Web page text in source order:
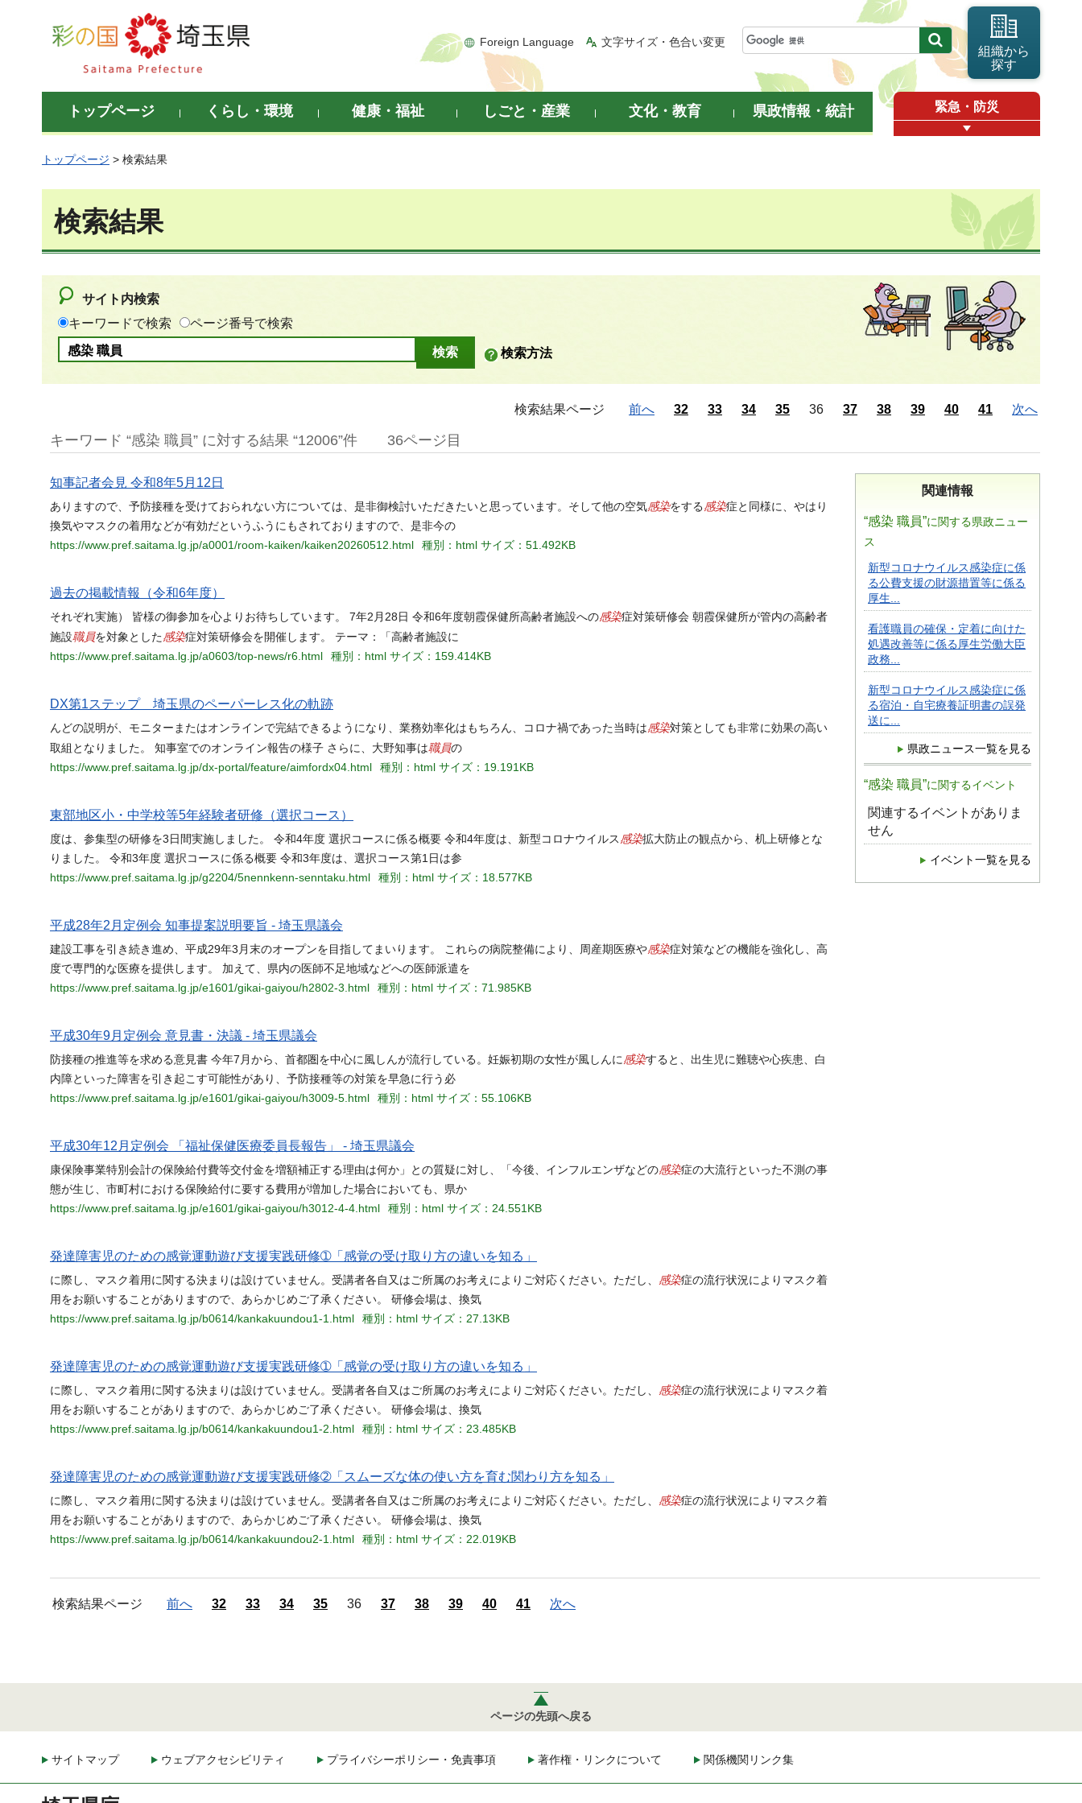
彩の国 埼玉県
Foreign Language 文字サイズ・色合い変更
組織から
探す
トップページ くらし・環境 健康・福祉 しごと・産業 文化・教育 県政情報・統計 緊急・防災
トップページ > 検索結果
検索結果
サイト内検索
キーワードで検索
ページ番号で検索
検索方法
検索結果ページ 前へ 32 33 34 35 36 37 38 39 40 41 次へ
キーワード “感染 職員” に対する結果 “12006”件 36ページ目
関連情報
“感染 職員”に関する県政ニュー
ス
新型コロナウイルス感染症に係
る公費支援の財源措置等に係る
厚生...
看護職員の確保・定着に向けた
処遇改善等に係る厚生労働大臣
政務...
新型コロナウイルス感染症に係
る宿泊・自宅療養証明書の誤発
送に...
県政ニュース一覧を見る
“感染 職員”に関するイベント
関連するイベントがありま
せん
イベント一覧を見る
知事記者会見 令和8年5月12日
ありますので、予防接種を受けておられない方については、是非御検討いただきたいと思っています。そして他の空気感染をする 感染症と同様に、やはり
換気やマスクの着用などが有効だというふうにもされておりますので、是非今の
https://www.pref.saitama.lg.jp/a0001/room-kaiken/kaiken20260512.html
種別：html サイズ：51.492KB
過去の掲載情報（令和6年度）
それぞれ実施） 皆様の御参加を心よりお待ちしています。 7年2月28日 令和6年度朝霞保健所高齢者施設への感染症対策研修会 朝霞保健所が管内の高齢者
施設職員を対象とした感染症対策研修会を開催します。 テーマ：「高齢者施設に
https://www.pref.saitama.lg.jp/a0603/top-news/r6.html
種別：html サイズ：159.414KB
DX第1ステップ 埼玉県のペーパーレス化の軌跡
んどの説明が、モニターまたはオンラインで完結できるようになり、業務効率化はもちろん、コロナ禍であった当時は感染対策としても非常に効果の高い
取組となりました。 知事室でのオンライン報告の様子 さらに、大野知事は職員の
https://www.pref.saitama.lg.jp/dx-portal/feature/aimfordx04.html
種別：html サイズ：19.191KB
東部地区小・中学校等5年経験者研修（選択コース）
度は、参集型の研修を3日間実施しました。 令和4年度 選択コースに係る概要 令和4年度は、新型コロナウイルス 感染拡大防止の観点から、机上研修とな
りました。 令和3年度 選択コースに係る概要 令和3年度は、選択コース第1日は参
https://www.pref.saitama.lg.jp/g2204/5nennkenn-senntaku.html
種別：html サイズ：18.577KB
平成28年2月定例会 知事提案説明要旨 - 埼玉県議会
建設工事を引き続き進め、平成29年3月末のオープンを目指してまいります。 これらの病院整備により、周産期医療や感染症対策などの機能を強化し、高
度で専門的な医療を提供します。 加えて、県内の医師不足地域などへの医師派遣を
https://www.pref.saitama.lg.jp/e1601/gikai-gaiyou/h2802-3.html
種別：html サイズ：71.985KB
平成30年9月定例会 意見書・決議 - 埼玉県議会
防接種の推進等を求める意見書 今年7月から、首都圏を中心に風しんが流行している。妊娠初期の女性が風しんに感染すると、出生児に難聴や心疾患、白
内障といった障害を引き起こす可能性があり、予防接種等の対策を早急に行う必
https://www.pref.saitama.lg.jp/e1601/gikai-gaiyou/h3009-5.html
種別：html サイズ：55.106KB
平成30年12月定例会 「福祉保健医療委員長報告」 - 埼玉県議会
康保険事業特別会計の保険給付費等交付金を増額補正する理由は何か」との質疑に対し、「今後、インフルエンザなどの感染症の大流行といった不測の事
態が生じ、市町村における保険給付に要する費用が増加した場合においても、県か
https://www.pref.saitama.lg.jp/e1601/gikai-gaiyou/h3012-4-4.html
種別：html サイズ：24.551KB
発達障害児のための感覚運動遊び支援実践研修➀「感覚の受け取り方の違いを知る」
に際し、マスク着用に関する決まりは設けていません。受講者各自又はご所属のお考えによりご対応ください。ただし、 感染症の流行状況によりマスク着
用をお願いすることがありますので、あらかじめご了承ください。 研修会場は、換気
https://www.pref.saitama.lg.jp/b0614/kankakuundou1-1.html
種別：html サイズ：27.13KB
発達障害児のための感覚運動遊び支援実践研修➀「感覚の受け取り方の違いを知る」
に際し、マスク着用に関する決まりは設けていません。受講者各自又はご所属のお考えによりご対応ください。ただし、 感染症の流行状況によりマスク着
用をお願いすることがありますので、あらかじめご了承ください。 研修会場は、換気
https://www.pref.saitama.lg.jp/b0614/kankakuundou1-2.html
種別：html サイズ：23.485KB
発達障害児のための感覚運動遊び支援実践研修➁「スムーズな体の使い方を育む関わり方を知る」
に際し、マスク着用に関する決まりは設けていません。受講者各自又はご所属のお考えによりご対応ください。ただし、 感染症の流行状況によりマスク着
用をお願いすることがありますので、あらかじめご了承ください。 研修会場は、換気
https://www.pref.saitama.lg.jp/b0614/kankakuundou2-1.html
種別：html サイズ：22.019KB
検索結果ページ 前へ 32 33 34 35 36 37 38 39 40 41 次へ
ページの先頭へ戻る
サイトマップ ウェブアクセシビリティ プライバシーポリシー・免責事項 著作権・リンクについて 関係機関リンク集